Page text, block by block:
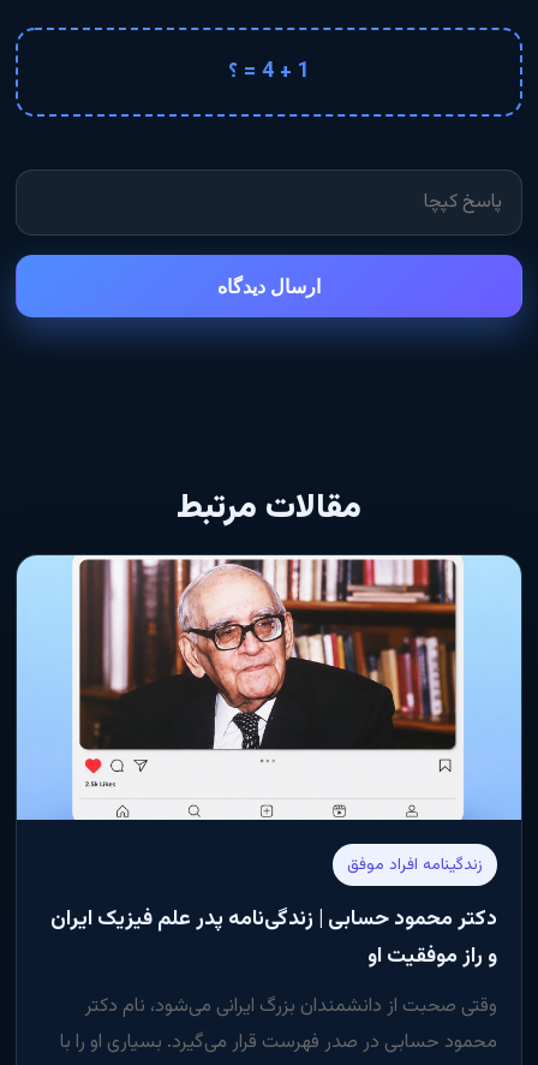
1 + 4 = ؟
ارسال دیدگاه
مقالات مرتبط
زندگینامه افراد موفق
دکتر محمود حسابی | زندگی‌نامه پدر علم فیزیک ایران
و راز موفقیت او
وقتی صحبت از دانشمندان بزرگ ایرانی می‌شود، نام دکتر
محمود حسابی در صدر فهرست قرار می‌گیرد. بسیاری او را با